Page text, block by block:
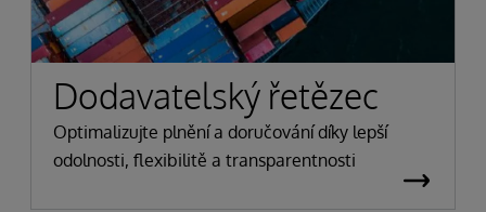
Dodavatelský řetězec
Optimalizujte plnění a doručování díky lepší
odolnosti, flexibilitě a transparentnosti